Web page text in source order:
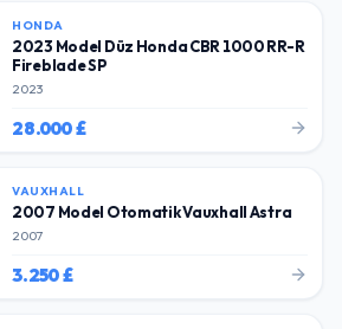
HONDA
2023 Model Düz Honda CBR 1000 RR-R
Fireblade SP
2023
28.000 £
VAUXHALL
2007 Model Otomatik Vauxhall Astra
2007
3.250 £